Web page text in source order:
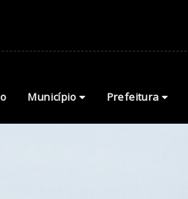
Município Prefeitura